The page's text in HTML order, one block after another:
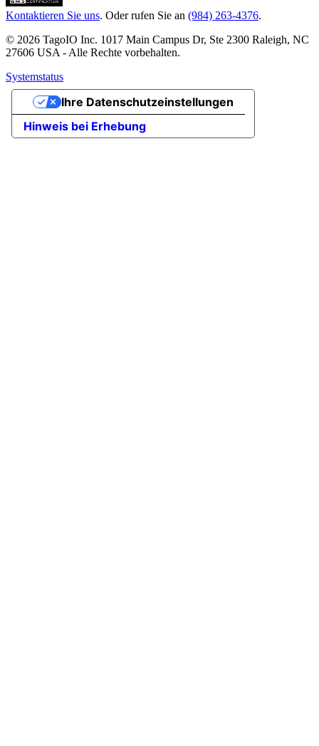
Kontaktieren Sie uns. Oder rufen Sie an (984) 263-4376.
© 2026 TagoIO Inc. 1017 Main Campus Dr, Ste 2300 Raleigh, NC
27606 USA - Alle Rechte vorbehalten.
Systemstatus
Hinweis bei Erhebung
Ihre Datenschutzeinstellungen